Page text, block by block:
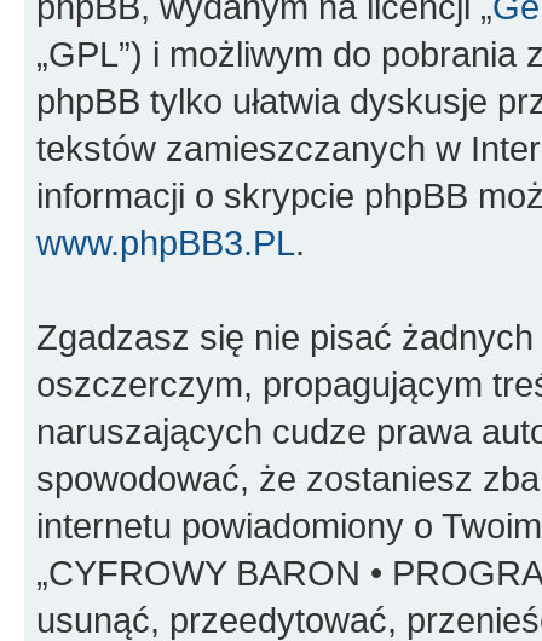
„GPL”) i możliwym do pobrania
phpBB tylko ułatwia dyskusje
tekstów zamieszczanych w
informacji o skrypcie phpBB
www.phpBB3.PL.
Zgadzasz się nie pisać
oszczerczym, propagującym
naruszających cudze prawa
spowodować, że zostaniesz
internetu powiadomiony o
„CYFROWY BARON •
usunąć, przeedytować,